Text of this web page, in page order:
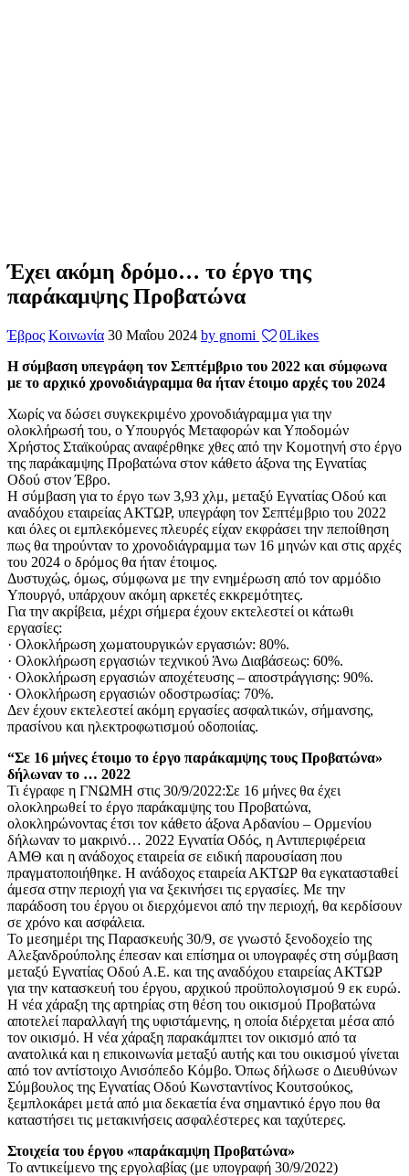
Έχει ακόμη δρόμο… το έργο της
παράκαμψης Προβατώνα
Έβρος Κοινωνία 30 Μαΐου 2024 by gnomi 0Likes
Η σύμβαση υπεγράφη τον Σεπτέμβριο του 2022 και σύμφωνα
με το αρχικό χρονοδιάγραμμα θα ήταν έτοιμο αρχές του 2024
Χωρίς να δώσει συγκεκριμένο χρονοδιάγραμμα για την
ολοκλήρωσή του, ο Υπουργός Μεταφορών και Υποδομών
Χρήστος Σταϊκούρας αναφέρθηκε χθες από την Κομοτηνή στο έργο
της παράκαμψης Προβατώνα στον κάθετο άξονα της Εγνατίας
Οδού στον Έβρο.
Η σύμβαση για το έργο των 3,93 χλμ, μεταξύ Εγνατίας Οδού και
αναδόχου εταιρείας ΑΚΤΩΡ, υπεγράφη τον Σεπτέμβριο του 2022
και όλες οι εμπλεκόμενες πλευρές είχαν εκφράσει την πεποίθηση
πως θα τηρούνταν το χρονοδιάγραμμα των 16 μηνών και στις αρχές
του 2024 ο δρόμος θα ήταν έτοιμος.
Δυστυχώς, όμως, σύμφωνα με την ενημέρωση από τον αρμόδιο
Υπουργό, υπάρχουν ακόμη αρκετές εκκρεμότητες.
Για την ακρίβεια, μέχρι σήμερα έχουν εκτελεστεί οι κάτωθι
εργασίες:
· Ολοκλήρωση χωματουργικών εργασιών: 80%.
· Ολοκλήρωση εργασιών τεχνικού Άνω Διαβάσεως: 60%.
· Ολοκλήρωση εργασιών αποχέτευσης – αποστράγγισης: 90%.
· Ολοκλήρωση εργασιών οδοστρωσίας: 70%.
Δεν έχουν εκτελεστεί ακόμη εργασίες ασφαλτικών, σήμανσης,
πρασίνου και ηλεκτροφωτισμού οδοποιίας.
“Σε 16 μήνες έτοιμο το έργο παράκαμψης τους Προβατώνα»
δήλωναν το … 2022
Τι έγραφε η ΓΝΩΜΗ στις 30/9/2022:Σε 16 μήνες θα έχει
ολοκληρωθεί το έργο παράκαμψης του Προβατώνα,
ολοκληρώνοντας έτσι τον κάθετο άξονα Αρδανίου – Ορμενίου
δήλωναν το μακρινό… 2022 Εγνατία Οδός, η Αντιπεριφέρεια
ΑΜΘ και η ανάδοχος εταιρεία σε ειδική παρουσίαση που
πραγματοποιήθηκε. Η ανάδοχος εταιρεία ΑΚΤΩΡ θα εγκατασταθεί
άμεσα στην περιοχή για να ξεκινήσει τις εργασίες. Με την
παράδοση του έργου οι διερχόμενοι από την περιοχή, θα κερδίσουν
σε χρόνο και ασφάλεια.
Το μεσημέρι της Παρασκευής 30/9, σε γνωστό ξενοδοχείο της
Αλεξανδρούπολης έπεσαν και επίσημα οι υπογραφές στη σύμβαση
μεταξύ Εγνατίας Οδού Α.Ε. και της αναδόχου εταιρείας ΑΚΤΩΡ
για την κατασκευή του έργου, αρχικού προϋπολογισμού 9 εκ ευρώ.
Η νέα χάραξη της αρτηρίας στη θέση του οικισμού Προβατώνα
αποτελεί παραλλαγή της υφιστάμενης, η οποία διέρχεται μέσα από
τον οικισμό. Η νέα χάραξη παρακάμπτει τον οικισμό από τα
ανατολικά και η επικοινωνία μεταξύ αυτής και του οικισμού γίνεται
από τον αντίστοιχο Ανισόπεδο Κόμβο. Όπως δήλωσε ο Διευθύνων
Σύμβουλος της Εγνατίας Οδού Κωνσταντίνος Κουτσούκος,
ξεμπλοκάρει μετά από μια δεκαετία ένα σημαντικό έργο που θα
καταστήσει τις μετακινήσεις ασφαλέστερες και ταχύτερες.
Στοιχεία του έργου «παράκαμψη Προβατώνα»
Το αντικείμενο της εργολαβίας (με υπογραφή 30/9/2022)